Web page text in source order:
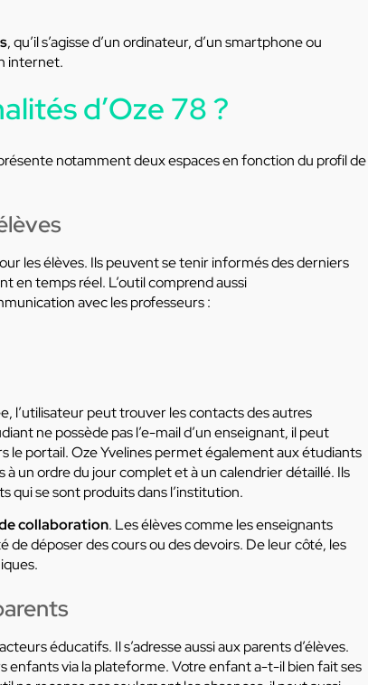
, qu’il s’agisse d’un ordinateur, d’un smartphone ou
internet.
d’Oze 78 ?
notamment deux espaces en fonction du profil de
les élèves. Ils peuvent se tenir informés des derniers
en temps réel. L’outil comprend aussi
avec les professeurs :
l’utilisateur peut trouver les contacts des autres
ne possède pas l’e-mail d’un enseignant, il peut
portail. Oze Yvelines permet également aux étudiants
à un ordre du jour complet et à un calendrier détaillé. Ils
qui se sont produits dans l’institution.
collaboration. Les élèves comme les enseignants
de déposer des cours ou des devoirs. De leur côté, les
éducatifs. Il s’adresse aussi aux parents d’élèves.
enfants via la plateforme. Votre enfant a-t-il bien fait ses